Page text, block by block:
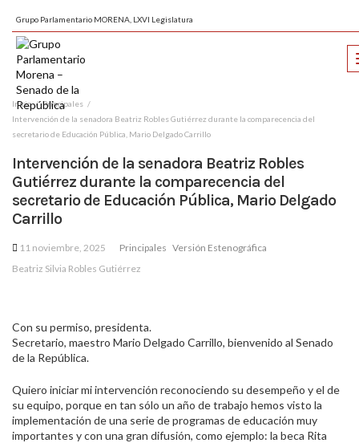
Grupo Parlamentario MORENA, LXVI Legislatura
Inicio
Principales
Intervención de la senadora Beatriz Robles Gutiérrez durante la comparecencia del
secretario de Educación Pública, Mario Delgado Carrillo
Intervención de la senadora Beatriz Robles
Gutiérrez durante la comparecencia del
secretario de Educación Pública, Mario Delgado
Carrillo
11 noviembre, 2025 Principales Versión Estenográfica
Beatriz Silvia Robles Gutiérrez
Con su permiso, presidenta.
Secretario, maestro Mario Delgado Carrillo, bienvenido al Senado
de la República.
Quiero iniciar mi intervención reconociendo su desempeño y el de
su equipo, porque en tan sólo un año de trabajo hemos visto la
implementación de una serie de programas de educación muy
importantes y con una gran difusión, como ejemplo: la beca Rita